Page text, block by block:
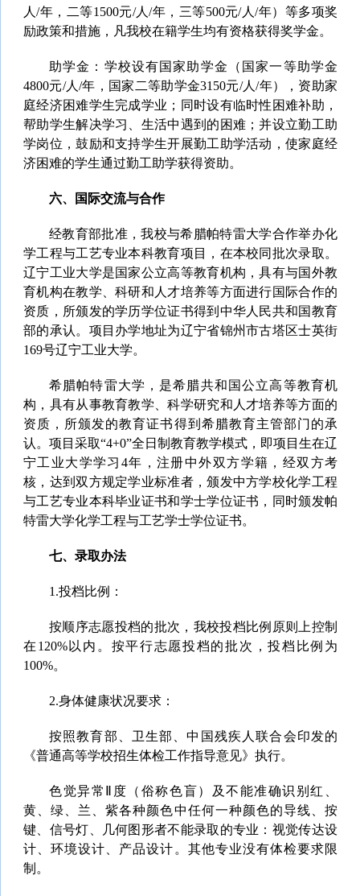
人/年，二等1500元/人/年，三等500元/人/年）等多项奖
励政策和措施，凡我校在籍学生均有资格获得奖学金。
助学金：学校设有国家助学金（国家一等助学金
4800元/人/年，国家二等助学金3150元/人/年），资助家
庭经济困难学生完成学业；同时设有临时性困难补助，
帮助学生解决学习、生活中遇到的困难；并设立勤工助
学岗位，鼓励和支持学生开展勤工助学活动，使家庭经
济困难的学生通过勤工助学获得资助。
六、国际交流与合作
经教育部批准，我校与希腊帕特雷大学合作举办化
学工程与工艺专业本科教育项目，在本校同批次录取。
辽宁工业大学是国家公立高等教育机构，具有与国外教
育机构在教学、科研和人才培养等方面进行国际合作的
资质，所颁发的学历学位证书得到中华人民共和国教育
部的承认。项目办学地址为辽宁省锦州市古塔区士英街
169号辽宁工业大学。
希腊帕特雷大学，是希腊共和国公立高等教育机
构，具有从事教育教学、科学研究和人才培养等方面的
资质，所颁发的教育证书得到希腊教育主管部门的承
认。项目采取“4+0”全日制教育教学模式，即项目生在辽
宁工业大学学习4年，注册中外双方学籍，经双方考
核，达到双方规定学业标准者，颁发中方学校化学工程
与工艺专业本科毕业证书和学士学位证书，同时颁发帕
特雷大学化学工程与工艺学士学位证书。
七、 录取办法
1.投档比例：
按顺序志愿投档的批次，我校投档比例原则上控制
在120%以内。按平行志愿投档的批次，投档比例为
100%。
2.身体健康状况要求：
按照教育部、卫生部、中国残疾人联合会印发的
《普通高等学校招生体检工作指导意见》执行。
色觉异常Ⅱ度（俗称色盲）及不能准确识别红、
黄、绿、兰、紫各种颜色中任何一种颜色的导线、按
键、信号灯、几何图形者不能录取的专业：视觉传达设
计、环境设计、产品设计。其他专业没有体检要求限
制。